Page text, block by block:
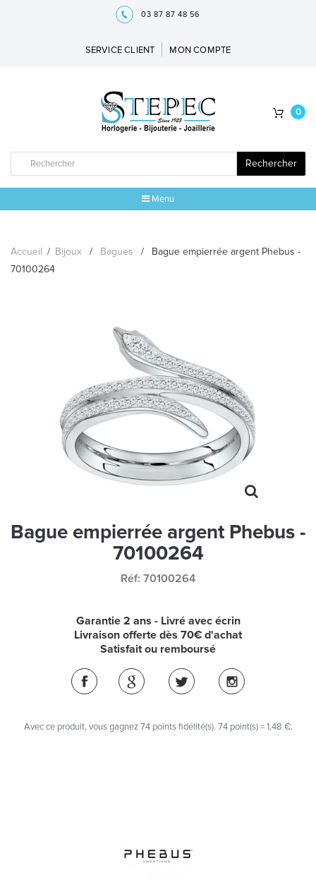
03 87 87 48 56
SERVICE CLIENT MON COMPTE
Rechercher
0
Menu
LES GEORGETTES
SWAROVSKI
BONNES AFFAIRES
CARTES CADEAUX
IDÉE CADEAUX
QUI SOMMES NOUS
Accueil / Bijoux / Bagues /
Bague empierrée argent Phebus -
70100264
Bague empierrée argent Phebus -
70100264
Réf: 70100264
Garantie 2 ans - Livré avec écrin
Livraison offerte dès 70€ d'achat
Satisfait ou remboursé
Avec ce produit, vous gagnez74points fidélité(s). 74 point(s) =1,48 €.